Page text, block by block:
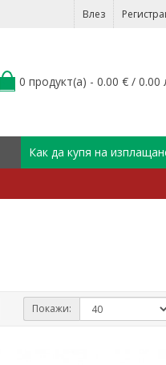
Влез
0 продукт(а) - 0.00 € / 0.00
Как да купя на
Покажи: